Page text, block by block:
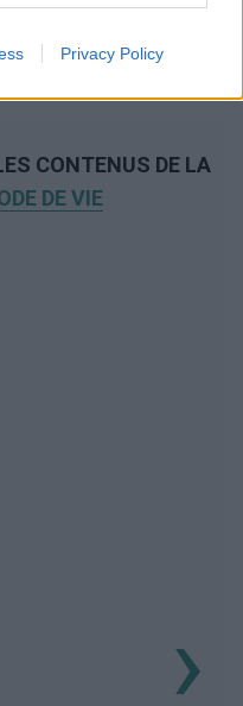
Privacy Policy
CONTENUS DE LA
DE VIE
›